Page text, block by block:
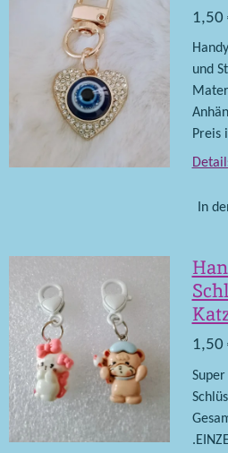
1,50
und
Preis
In
1,50